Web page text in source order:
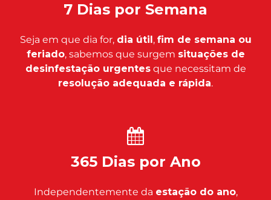
7 Dias por Semana
Seja em que dia for, dia útil, fim de semana ou
feriado, sabemos que surgem situações de
desinfestação urgentesque necessitam de
resolução adequada e rápida.
365 Dias por Ano
Independentemente da estação do ano,